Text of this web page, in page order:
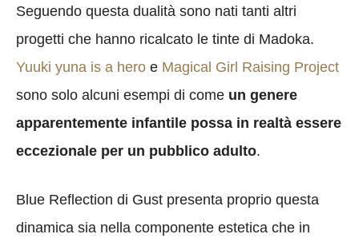
Seguendo questa dualità sono nati tanti altri
progetti che hanno ricalcato le tinte di Madoka.
Yuuki yuna is a hero e Magical Girl Raising Project
sono solo alcuni esempi di come un genere
apparentemente infantile possa in realtà essere
eccezionale per un pubblico adulto.
Blue Reflection di Gust presenta proprio questa
dinamica sia nella componente estetica che in